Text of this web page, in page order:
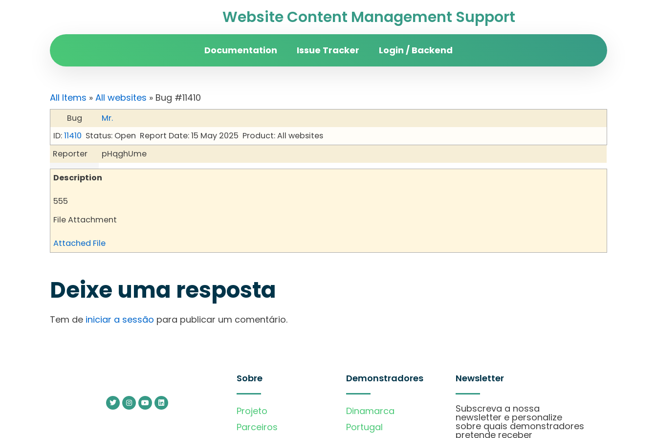
Website Content Management Support
Documentation Issue Tracker Login / Backend
All Items » All websites » Bug #11410
Bug
Mr.
ID:11410 Status: Open Report Date: 15 May 2025 Product: All websites
Reporter
pHqghUme
Description
555
File Attachment
Attached File
Deixe uma resposta
Tem de iniciar a sessão para publicar um comentário.
Sobre
Projeto
Parceiros
Demonstradores
Dinamarca
Portugal
Newsletter
Subscreva a nossa
newsletter e personalize
sobre quais demonstradores
pretende receber